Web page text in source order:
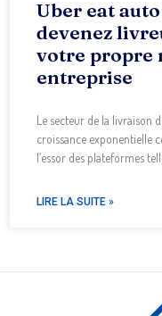
Uber eat
devenez
votre propre
entreprise
Le secteur de la livraison
croissance exponentielle
l’essor des plateformes
LIRE LA SUITE »